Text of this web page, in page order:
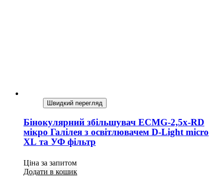
Швидкий перегляд
Бінокулярний збільшувач ECMG-2,5x-RD
мікро Галілея з освітлювачем D-Light micro
XL та УФ фільтр
Ціна за запитом
Додати в кошик